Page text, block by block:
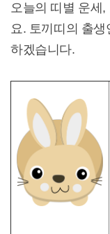
오늘의 띠별 운세,
요. 토끼띠의 출
하겠습니다.